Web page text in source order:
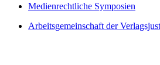
Medienrechtliche Symposien
Arbeitsgemeinschaft der